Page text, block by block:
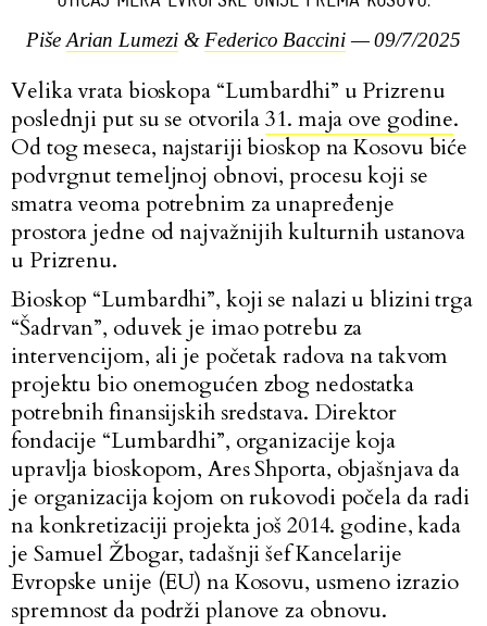
Piše Arian Lumezi& Federico Baccini— 09/7/2025
Velika vrata bioskopa “Lumbardhi” u Prizrenu
poslednji put su se otvorila31. maja ove godine.
Od tog meseca, najstariji bioskop na Kosovu biće
podvrgnut temeljnoj obnovi, procesu koji se
smatra veoma potrebnim za unapređenje
prostora jedne od najvažnijih kulturnih ustanova
u Prizrenu.
Bioskop “Lumbardhi”, koji se nalazi u blizini trga
“Šadrvan”, oduvek je imao potrebu za
intervencijom, ali je početak radova na takvom
projektu bio onemogućen zbog nedostatka
potrebnih finansijskih sredstava. Direktor
fondacije “Lumbardhi”, organizacije koja
upravlja bioskopom, Ares Shporta, objašnjava da
je organizacija kojom on rukovodi počela da radi
na konkretizaciji projekta još 2014. godine, kada
je Samuel Žbogar, tadašnji šef Kancelarije
Evropske unije (EU) na Kosovu, usmeno izrazio
spremnost da podrži planove za obnovu.